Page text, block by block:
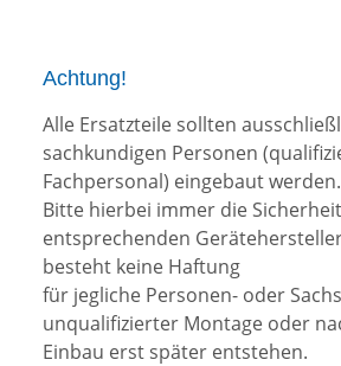
Achtung!
Alle Ersatzteile sollten
sachkundigen Personen
Fachpersonal) eingebaut werden.
Bitte hierbei immer die
entsprechenden
besteht keine Haftung
für jegliche Personen- oder
unqualifizierter Montage oder
Einbau erst später entstehen.